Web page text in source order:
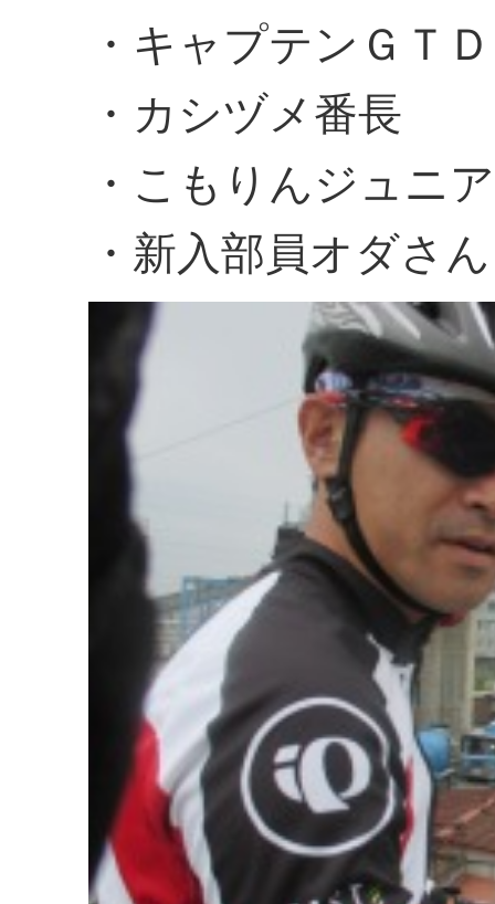
・キャプテンＧＴＤ
・カシヅメ番長
・こもりんジュニア
・新入部員オダさん